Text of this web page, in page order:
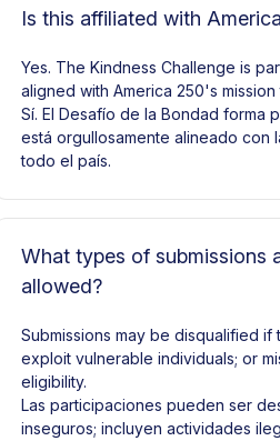
Is this affiliated with
Yes. The Kindness Challenge is
aligned with America 250's
Sí. El Desafío de la Bondad forma
está orgullosamente alineado con
todo el país.
What types of submissions
allowed?
Submissions may be disqualified
exploit vulnerable individuals; or
eligibility.
Las participaciones pueden ser
inseguros; incluyen actividades